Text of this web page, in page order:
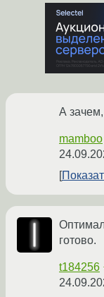
А
mamboo
готово.
t184256